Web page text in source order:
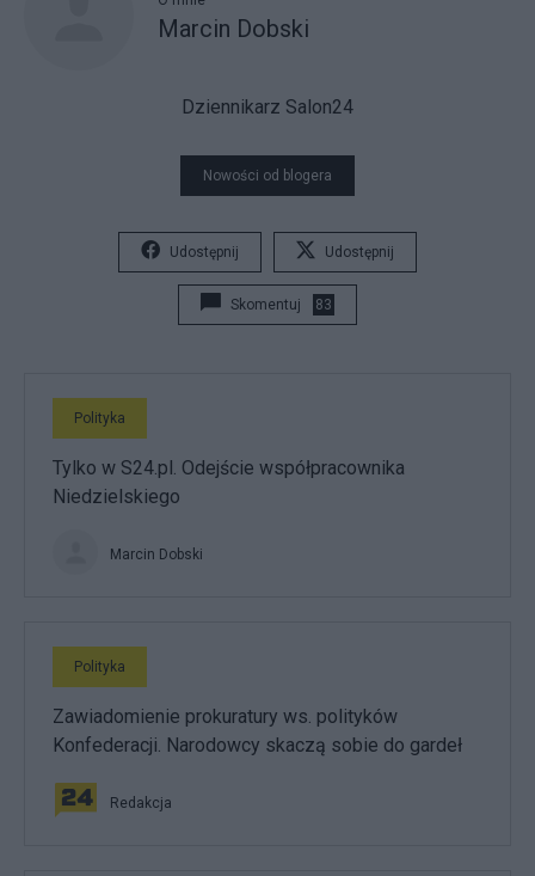
Marcin Dobski
Dziennikarz Salon24
Nowości od blogera
Udostępnij Udostępnij
Skomentuj 83
Polityka
Tylko w S24.pl. Odejście współpracownika
Niedzielskiego
Marcin Dobski
Polityka
Zawiadomienie prokuratury ws. polityków
Konfederacji. Narodowcy skaczą sobie do gardeł
Redakcja